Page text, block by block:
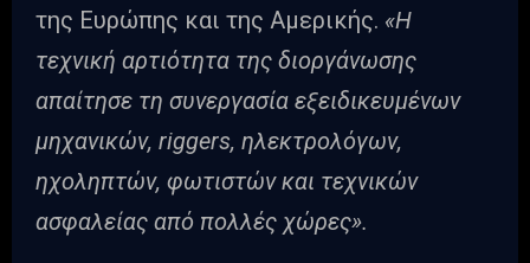
της Ευρώπης και της Αμερικής. «Η
τεχνική αρτιότητα της διοργάνωσης
απαίτησε τη συνεργασία εξειδικευμένων
μηχανικών, riggers, ηλεκτρολόγων,
ηχοληπτών, φωτιστών και τεχνικών
ασφαλείας από πολλές χώρες».